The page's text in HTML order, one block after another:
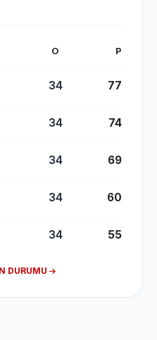
O P
34 77
34 74
34 69
34 60
34 55
DURUMU